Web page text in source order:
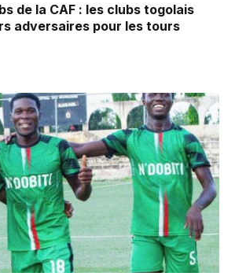
de la CAF : les clubs togolais
adversaires pour les tours